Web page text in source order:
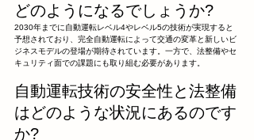
どのようになるでしょうか?
2030年までに自動運転レベル4やレベル5の技術が実現すると
予想されており、完全自動運転によって交通の変革と新しいビ
ジネスモデルの登場が期待されています。一方で、法整備やセ
キュリティ面での課題にも取り組む必要があります。
自動運転技術の安全性と法整備
はどのような状況にあるのです
か?